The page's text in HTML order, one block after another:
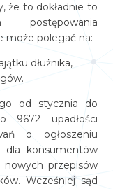
że to dokładnie to
może polegać na:
dłużnika,
od stycznia do
9672 upadłości
o ogłoszeniu
dla konsumentów
nowych przepisów
Wcześniej sąd